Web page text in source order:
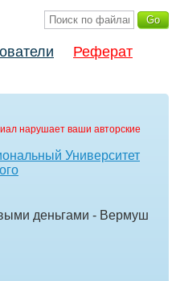
Реферат
нарушает ваши авторские
Университет
деньгами - Вермуш